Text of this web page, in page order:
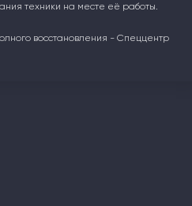
техники на месте её работы.
восстановления - Спеццентр